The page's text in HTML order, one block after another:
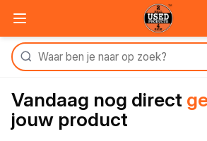
Vandaag nog direct
jouw product